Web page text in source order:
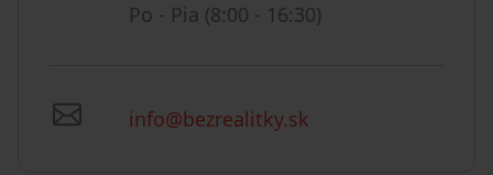
Po - Pia (8:00 - 16:30)
info@bezrealitky.sk